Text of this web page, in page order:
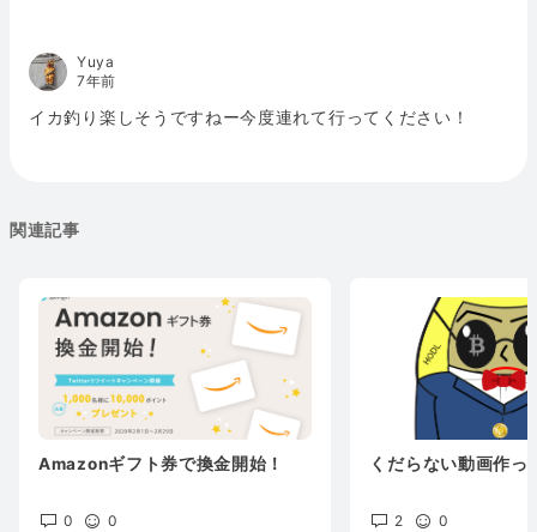
Yuya
7年前
イカ釣り楽しそうですねー今度連れて行ってください！
関連記事
Amazonギフト券で換金開始！
0
0
くだらない動画作っ
2
0